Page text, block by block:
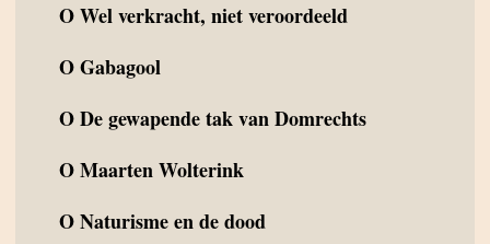
OWel verkracht, niet veroordeeld
OGabagool
ODe gewapende tak van Domrechts
OMaarten Wolterink
ONaturisme en de dood